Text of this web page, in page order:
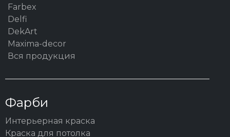
Farbex
Delfi
DekArt
Maxima-decor
Вся продукция
Фарби
Интерьерная краска
Краска для потолка